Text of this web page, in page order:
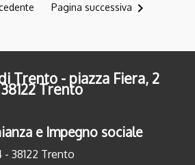
Pagina successiva navigate_next
Trento - piazza Fiera, 2
38122 Trento
e Impegno sociale
- 38122 Trento